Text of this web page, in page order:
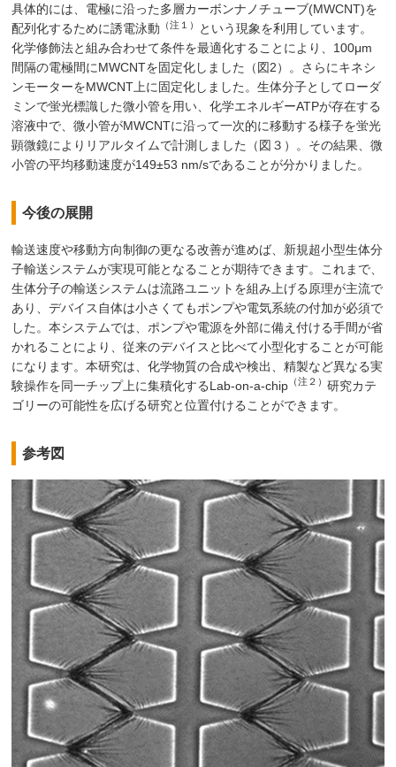
具体的には、電極に沿った多層カーボンナノチューブ(MWCNT)を
配列化するために誘電泳動
（注１）
という現象を利用しています。
化学修飾法と組み合わせて条件を最適化することにより、100μm
間隔の電極間にMWCNTを固定化しました（図2）。さらにキネシ
ンモーターをMWCNT上に固定化しました。生体分子としてローダ
ミンで蛍光標識した微小管を用い、化学エネルギーATPが存在する
溶液中で、微小管がMWCNTに沿って一次的に移動する様子を蛍光
顕微鏡によりリアルタイムで計測しました（図３）。その結果、微
小管の平均移動速度が149±53 nm/sであることが分かりました。
今後の展開
輸送速度や移動方向制御の更なる改善が進めば、新規超小型生体分
子輸送システムが実現可能となることが期待できます。これまで、
生体分子の輸送システムは流路ユニットを組み上げる原理が主流で
あり、デバイス自体は小さくてもポンプや電気系統の付加が必須で
した。本システムでは、ポンプや電源を外部に備え付ける手間が省
かれることにより、従来のデバイスと比べて小型化することが可能
になります。本研究は、化学物質の合成や検出、精製など異なる実
験操作を同一チップ上に集積化するLab-on-a-chip （注２）研究カテ
ゴリーの可能性を広げる研究と位置付けることができます。
参考図